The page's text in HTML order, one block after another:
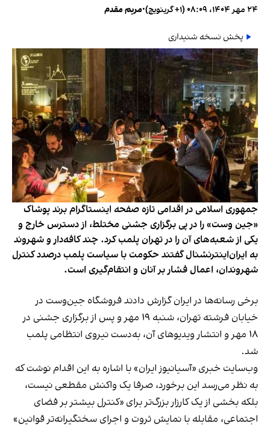
۲۴ مهر ۱۴۰۴، ۰۸:۰۹ (‎+۱ گرینویچ) •مریم مقدم
پخش نسخه شنیداری
جمهوری اسلامی در اقدامی تازه صفحه اینستاگرام برند پوشاک
«جین وست» را در پی برگزاری جشنی مختلط، از دسترس خارج و
یکی از شعبه‌های آن را در تهران پلمب کرد. چند کافه‌‌دار و شهروند
به ایران‌اینترنشنال گفتند حکومت با سیاست پلمب درصدد کنترل
شهروندان، اعمال فشار بر آنان و انتقام‌گیری است.
برخی رسانه‌ها در ایران گزارش دادند فروشگاه جین‌وست در
خیابان فرشته تهران، شنبه ۱۹ مهر و پس از برگزاری جشنی در
۱۸ مهر و انتشار ویدیوهای آن، به‌دست نیروی انتظامی پلمب
شد.
وب‌سایت خبری «آسیانیوز ایران» با اشاره به این اقدام نوشت که
به نظر می‌رسد این برخورد، صرفا یک واکنش مقطعی نیست،
بلکه بخشی از یک کارزار بزرگ‌تر برای «کنترل بیشتر بر فضای
اجتماعی، مقابله با نمایش ثروت و اجرای سختگیرانه‌تر قوانین»